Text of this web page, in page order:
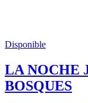
Disponible
LA NOCHE
BOSQUES